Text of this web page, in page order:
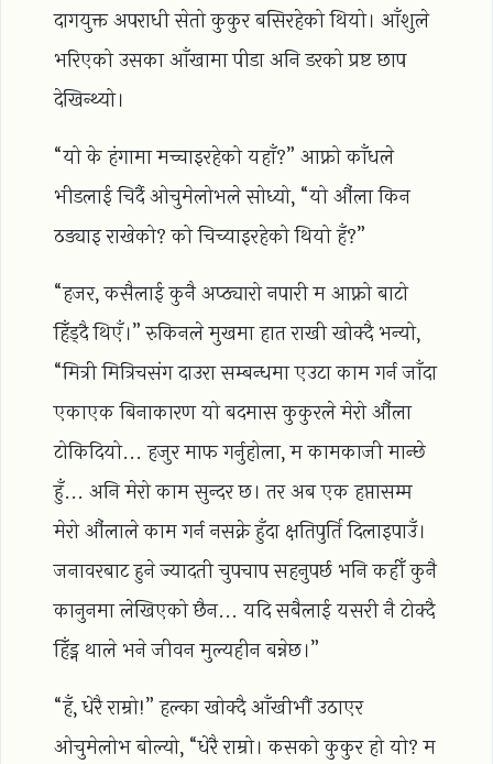
दागयुक्त अपराधी सेतो कुकुर बसिरहेको थियो। आँशुले
भरिएको उसका आँखामा पीडा अनि डरको प्रष्ट छाप
देखिन्थ्यो।
“यो के हंगामा मच्चाइरहेको यहाँ?” आफ्नो काँधले
भीडलाई चिर्दै ओचुमेलोभले सोध्यो, “यो औंला किन
ठड्याइ राखेको? को चिच्याइरहेको थियो हँ?”
“हजर, कसैलाई कुनै अप्ठ्यारो नपारी म आफ्नो बाटो
हिँड्दै थिएँ।” रुकिनले मुखमा हात राखी खोक्दै भन्यो,
“मित्री मित्रिचसंग दाउरा सम्बन्धमा एउटा काम गर्न जाँदा
एकाएक बिनाकारण यो बदमास कुकुरले मेरो औंला
टोकिदियो... हजुर माफ गर्नुहोला, म कामकाजी मान्छे
हुँ... अनि मेरो काम सुन्दर छ। तर अब एक हप्तासम्म
मेरो औंलाले काम गर्न नसक्ने हुँदा क्षतिपुर्ति दिलाइपाउँ।
जनावरबाट हुने ज्यादती चुपचाप सहनुपर्छ भनि कहीँ कुनै
कानुनमा लेखिएको छैन... यदि सबैलाई यसरी नै टोक्दै
हिँड्न थाले भने जीवन मुल्यहीन बन्नेछ।”
“हँ, धेरै राम्रो!” हल्का खोक्दै आँखीभौं उठाएर
ओचुमेलोभ बोल्यो, “धेरै राम्रो। कसको कुकुर हो यो? म